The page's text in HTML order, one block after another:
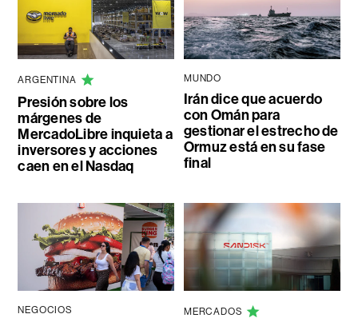
ARGENTINA
Presión sobre los
márgenes de
MercadoLibre inquieta a
inversores y acciones
caen en el Nasdaq
MUNDO
Irán dice que acuerdo
con Omán para
gestionar el estrecho de
Ormuz está en su fase
final
NEGOCIOS MERCADOS